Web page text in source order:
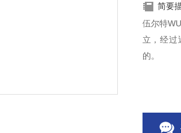
简要
伍尔特
立，经过
的。